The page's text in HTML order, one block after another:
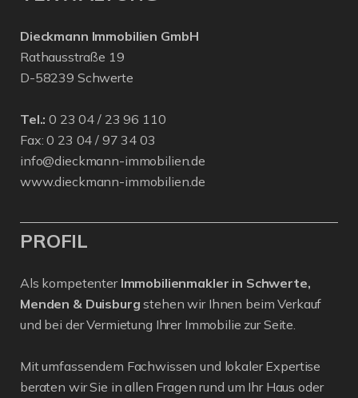
Dieckmann Immobilien GmbH
Rathausstraße 19
D-58239 Schwerte
Tel.: 0 23 04 / 23 96 110
Fax: 0 23 04 / 97 34 03
info@dieckmann-immobilien.de
www.dieckmann-immobilien.de
PROFIL
Als kompetenter Immobilienmakler in Schwerte,
Menden & Duisburg stehen wir Ihnen beim Verkauf
und bei der Vermietung Ihrer Immobilie zur Seite.
Mit umfassendem Fachwissen und lokaler Expertise
beraten wir Sie in allen Fragen rund um Ihr Haus oder